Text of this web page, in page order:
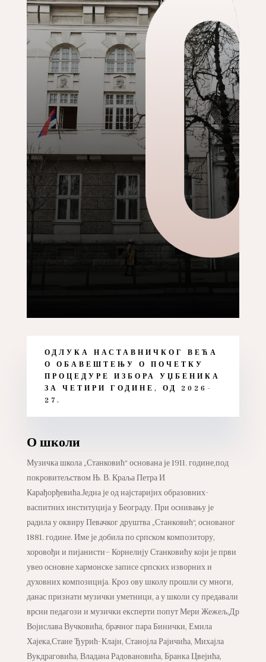
ОДЛУКА НАСТАВНИЧКОГ ВЕЋА
О ОБАВЕШТЕЊУ О ПОЧЕТКУ
ПРОЦЕДУРЕ ИЗБОРА УЏБЕНИКА
ЗА ЧЕТИРИ ГОДИНЕ, ОД 2026-
27.
О школи
Музичка школа „Станковић“ основана је 1911. године,под
покровитељством Њ. В. Краља Петра И
Карађорђевића.Једна је од најстаријих образовних-
васпитних институција у Београду. При оснивању је
радила у оквиру Певачког друштва „Станковић“, основаног
1881. године. Име је добила по српском композитору,
хоровођи и пијанисти– Корнелију Станковићу који је први
увео основне хармонске записе српских изворних и
духовних композиција. Кроз ову школу прошли су многи,
данас признати музички уметници, а у школи су предавали
врсни педагози и музички експерти попут Мери Жежељ,Др
Војислава Вучковића, брачног пара Бинички, Емила
Хајека,Стане Ђурић-Клајн, Станојла Рајичића, Михајла
Вукдраговића, Владана Радовановића, Бранка Цвејића,